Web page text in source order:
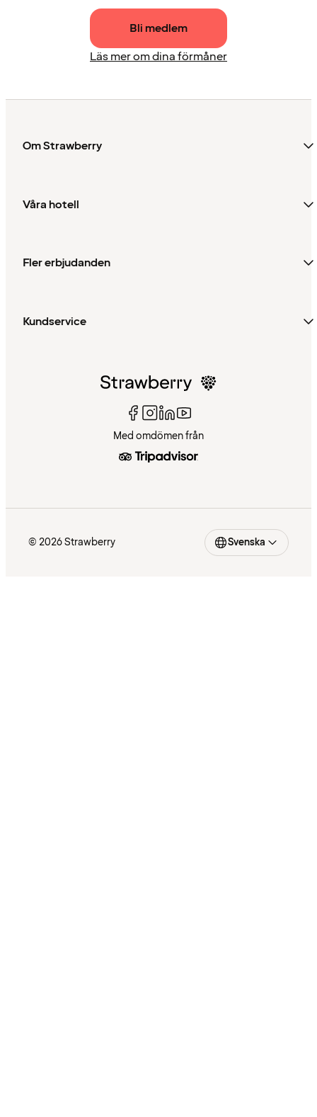
Bli medlem
Läs mer om dina förmåner
Om Strawberry
Våra hotell
Fler erbjudanden
Kundservice
Med omdömen från
© 2026 Strawberry Svenska